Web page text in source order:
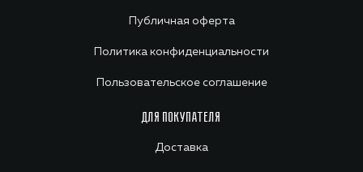
Публичная оферта
Политика конфиденциальности
Пользовательское соглашение
ДЛЯ ПОКУПАТЕЛЯ
Доставка